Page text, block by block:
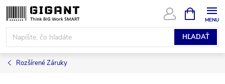
Prejsť
na
obsah
HĽADAŤ
KOŠÍK
Rozšírené Záruky